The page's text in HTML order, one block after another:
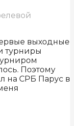
выходные
турниры
Поэтому
на СРБ Парус в